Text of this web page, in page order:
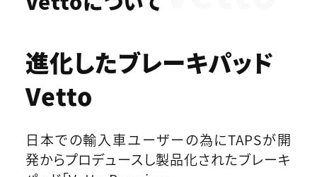
進化したブレーキパッド
Vetto
日本での輸入車ユーザーの為にTAPSが開
発からプロデュースし製品化されたブレーキ